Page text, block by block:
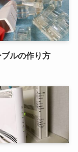
ルの作り方